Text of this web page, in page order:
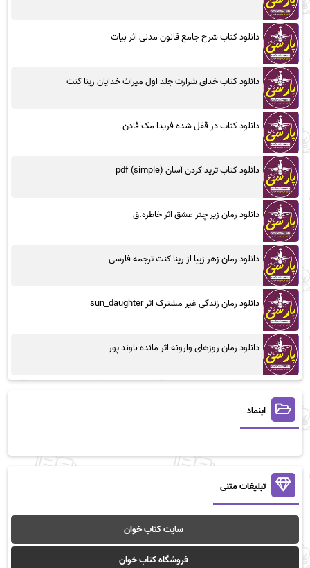
دانلود کتاب شرح جامع قانون مدنی اثر بیات
دانلود کتاب خدای شرارت جلد اول میراث خدایان رینا کنت
دانلود کتاب در قفل شده فریدا مک فادن
دانلود کتاب ترید کردن آسان (simple) pdf
دانلود رمان زیر چتر عشق اثر خاطره.ق
دانلود رمان زهر زیبا از رینا کنت ترجمه فارسی
دانلود رمان زندگی غیر مشترک اثر sun_daughter
دانلود رمان روزهای وارونه اثر مائده باوند پور
اینماد
تبلیغات متنی
سایت کتاب خوان
فروشگاه کتاب خوان